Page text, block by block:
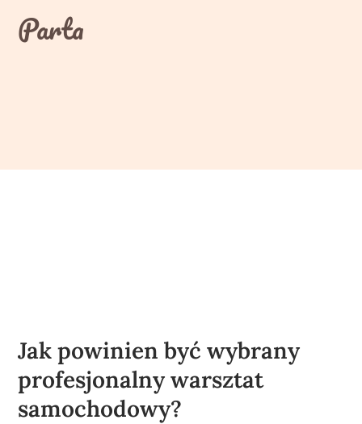
contentParta
Jak powinien być wybrany
profesjonalny warsztat
samochodowy?